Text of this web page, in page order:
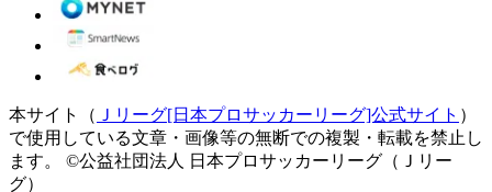
本サイト（ Ｊリーグ[日本プロサッカーリーグ]公式サイト ）
で使用している文章・画像等の無断での複製・転載を禁止し
ます。
©公益社団法人 日本プロサッカーリーグ（Ｊリー
グ）